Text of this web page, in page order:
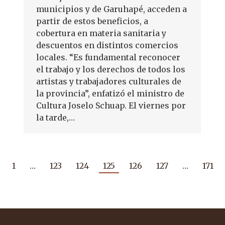
municipios y de Garuhapé, acceden a
partir de estos beneficios, a
cobertura en materia sanitaria y
descuentos en distintos comercios
locales. “Es fundamental reconocer
el trabajo y los derechos de todos los
artistas y trabajadores culturales de
la provincia”, enfatizó el ministro de
Cultura Joselo Schuap. El viernes por
la tarde,…
1 … 123 124 125 126 127 … 171